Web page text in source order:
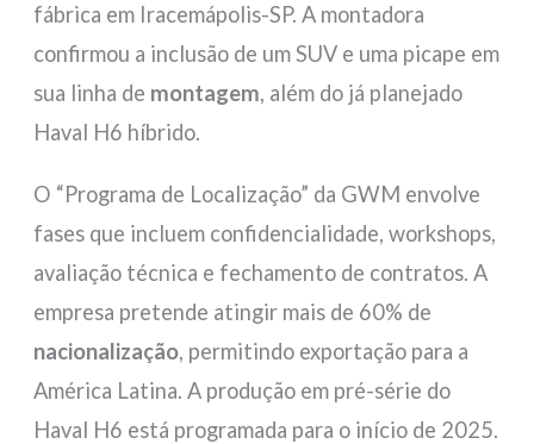
fábrica em Iracemápolis-SP. A montadora
confirmou a inclusão de um SUV e uma picape em
sua linha de montagem, além do já planejado
Haval H6 híbrido.
O “Programa de Localização” da GWM envolve
fases que incluem confidencialidade, workshops,
avaliação técnica e fechamento de contratos. A
empresa pretende atingir mais de 60% de
nacionalização, permitindo exportação para a
América Latina. A produção em pré-série do
Haval H6 está programada para o início de 2025.